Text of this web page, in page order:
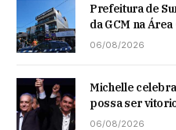
Prefeitura de
da GCM na Área
06/08/2026
Michelle
possa ser
06/08/2026